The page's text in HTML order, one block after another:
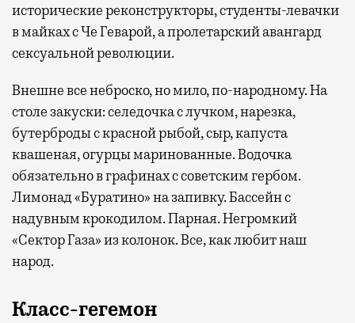
исторические реконструкторы, студенты-левачки
в майках с Че Геварой, а пролетарский авангард
сексуальной революции.
Внешне все неброско, но мило, по-народному. На
столе закуски: селедочка с лучком, нарезка,
бутерброды с красной рыбой, сыр, капуста
квашеная, огурцы маринованные. Водочка
обязательно в графинах с советским гербом.
Лимонад «Буратино» на запивку. Бассейн с
надувным крокодилом. Парная. Негромкий
«Сектор Газа» из колонок. Все, как любит наш
народ.
Класс-гегемон